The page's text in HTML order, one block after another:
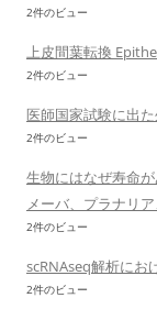
2件のビュー
上皮間葉転換
2件のビュー
医師国家試験に出
2件のビュー
生物にはなぜ寿命
メーバ、プラナリ
2件のビュー
scRNAseq解析にお
2件のビュー